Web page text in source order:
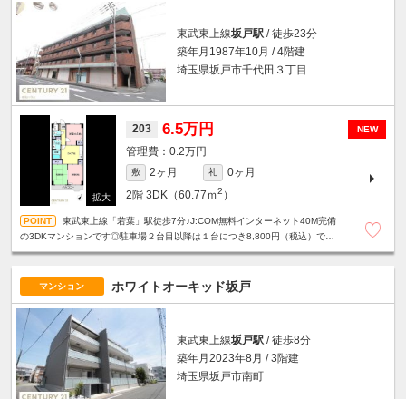
東武東上線坂戸駅 / 徒歩23分
築年月1987年10月 / 4階建
埼玉県坂戸市千代田３丁目
NEW
203 6.5万円
0.2万円
敷 2ヶ月 礼
0ヶ月
2階 3DK（60.77ｍ2 ）
東武東上線「若葉」駅徒歩7分♪J:COM無料インターネット40M完備
の3DKマンションです◎駐車場２台目以降は１台につき8,800円（税込）で相
マンション ホワイトオーキッド坂戸
東武東上線坂戸駅 / 徒歩8分
築年月2023年8月 / 3階建
埼玉県坂戸市南町